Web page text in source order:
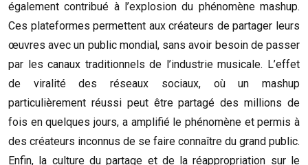
également contribué à l’explosion du phénomène mashup.
Ces plateformes permettent aux créateurs de partager leurs
œuvres avec un public mondial, sans avoir besoin de passer
par les canaux traditionnels de l’industrie musicale. L’effet
de viralité des réseaux sociaux, où un mashup
particulièrement réussi peut être partagé des millions de
fois en quelques jours, a amplifié le phénomène et permis à
des créateurs inconnus de se faire connaître du grand public.
Enfin, la culture du partage et de la réappropriation sur le